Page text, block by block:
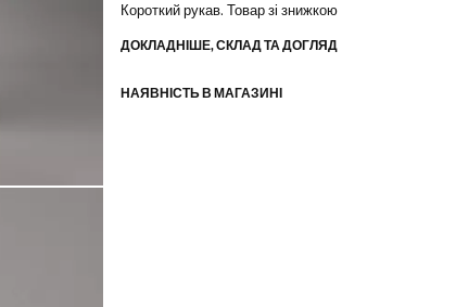
Короткий рукав. Товар зі знижкою
ДОКЛАДНІШЕ, СКЛАД ТА ДОГЛЯД
НАЯВНІСТЬ В МАГАЗИНІ